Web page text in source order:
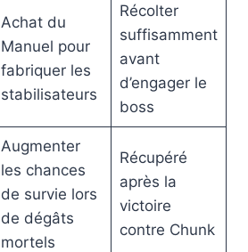
Achat du
Manuel pour
fabriquer les
stabilisateurs
Récolter
suffisamment
avant
d’engager le
boss
Augmenter
les chances
de survie lors
de dégâts
mortels
Récupéré
après la
victoire
contre Chunk